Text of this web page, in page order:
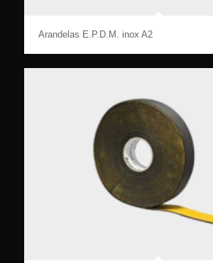
Arandelas E.P.D.M. inox A2